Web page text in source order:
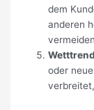
dem
anderen
oder